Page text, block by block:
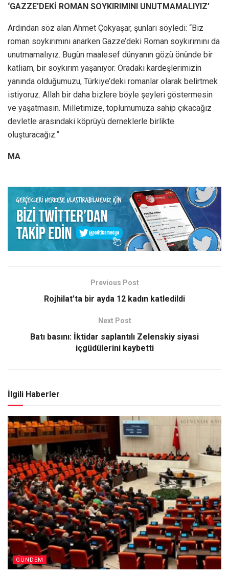
‘GAZZE’DEKİ ROMAN SOYKIRIMINI UNUTMAMALIYIZ’
Ardından söz alan Ahmet Çokyaşar, şunları söyledi: “Biz
roman soykırımını anarken Gazze’deki Roman soykırımını da
unutmamalıyız. Bugün maalesef dünyanın gözü önünde bir
katliam, bir soykırım yaşanıyor. Oradaki kardeşlerimizin
yanında olduğumuzu, Türkiye’deki romanlar olarak belirtmek
istiyoruz. Allah bir daha bizlere böyle şeyleri göstermesin
ve yaşatmasın. Milletimize, toplumumuza sahip çıkacağız
devletle arasındaki köprüyü derneklerle birlikte
oluşturacağız.”
MA
Previous Post
Rojhilat’ta bir ayda 12 kadın katledildi
Next Post
Batı basını: İktidar saplantılı Zelenskiy siyasi
içgüdülerini kaybetti
İlgili Haberler
GÜNDEM